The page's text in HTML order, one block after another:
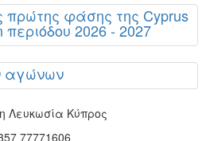
φάσης της Cyprus
περιόδου 2026 - 2027
αγώνων
Λευκωσία Κύπρος
77771606